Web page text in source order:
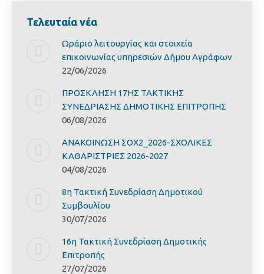
Τελευταία νέα
Ωράριο λειτουργίας και στοιχεία
επικοινωνίας υπηρεσιών Δήμου Αγράφων
22/06/2026
ΠΡΟΣΚΛΗΣΗ 17ΗΣ ΤΑΚΤΙΚΗΣ
ΣΥΝΕΔΡΙΑΣΗΣ ΔΗΜΟΤΙΚΗΣ ΕΠΙΤΡΟΠΗΣ
06/08/2026
ΑΝΑΚΟΙΝΩΣΗ ΣΟΧ2_2026-ΣΧΟΛΙΚΕΣ
ΚΑΘΑΡΙΣΤΡΙΕΣ 2026-2027
04/08/2026
8η Τακτική Συνεδρίαση Δημοτικού
Συμβουλίου
30/07/2026
16η Τακτική Συνεδρίαση Δημοτικής
Επιτροπής
27/07/2026